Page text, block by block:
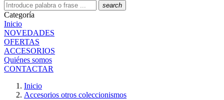
search
Categoría
Inicio
NOVEDADES
OFERTAS
ACCESORIOS
Quiénes somos
CONTACTAR
Inicio
Accesorios otros coleccionismos